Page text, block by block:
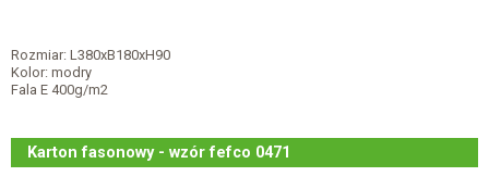
Rozmiar: L380xB180xH90
Kolor: modry
Fala E 400g/m2
Karton fasonowy - wzór fefco 0471